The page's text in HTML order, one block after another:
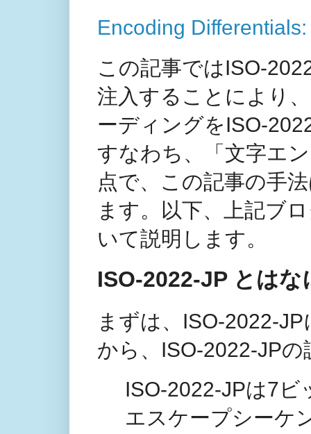
Encoding
この記事ではISO-
注入することにより
ーディングをISO-
すなわち、「文字エ
点で、この記事の手
ます。以下、上記ブ
いて説明します。
ISO-2022-JP とはな
まずは、ISO-2022-
から、ISO-2022-JP
ISO-2022-JPは7
エスケープシーケ